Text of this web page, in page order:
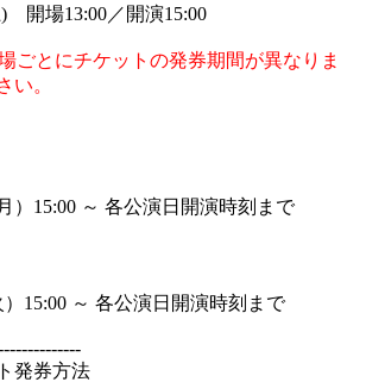
) 開場13:00／開演15:00
ごとにチケットの発券期間が異なりま
い。
）15:00 ～ 各公演日開演時刻まで
）15:00 ～ 各公演日開演時刻まで
発券方法